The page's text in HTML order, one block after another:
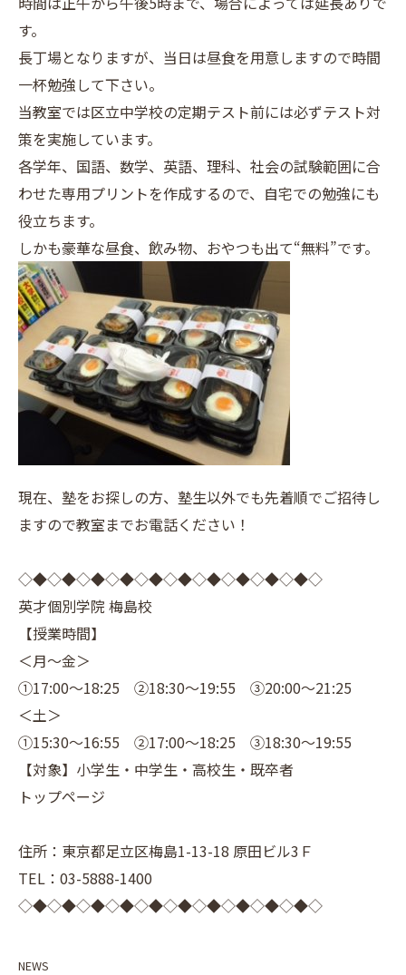
す。
長丁場となりますが、当日は昼食を用意しますので時間
一杯勉強して下さい。
当教室では区立中学校の定期テスト前には必ずテスト対
策を実施しています。
各学年、国語、数学、英語、理科、社会の試験範囲に合
わせた専用プリントを作成するので、自宅での勉強にも
役立ちます。
しかも豪華な昼食、飲み物、おやつも出て“無料”です。
現在、塾をお探しの方、塾生以外でも先着順でご招待し
ますので教室までお電話ください！
◇◆◇◆◇◆◇◆◇◆◇◆◇◆◇◆◇◆◇◆◇
英才個別学院 梅島校
【授業時間】
＜月～金＞
①17:00～18:25 ②18:30～19:55 ③20:00～21:25
＜土＞
①15:30～16:55 ②17:00～18:25 ③18:30～19:55
【対象】小学生・中学生・高校生・既卒者
トップページ
住所：東京都足立区梅島1-13-18 原田ビル3Ｆ
TEL：03-5888-1400
◇◆◇◆◇◆◇◆◇◆◇◆◇◆◇◆◇◆◇◆◇
NEWS